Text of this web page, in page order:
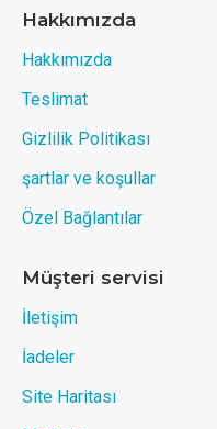
Hakkımızda
Hakkımızda
Teslimat
Gizlilik Politikası
şartlar ve koşullar
Özel Bağlantılar
Müşteri servisi
İletişim
İadeler
Site Haritası